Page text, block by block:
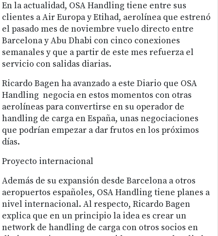
En la actualidad, OSA Handling tiene entre sus
clientes a Air Europa y Etihad, aerolínea que estrenó
el pasado mes de noviembre vuelo directo entre
Barcelona y Abu Dhabi con cinco conexiones
semanales y que a partir de este mes refuerza el
servicio con salidas diarias.
Ricardo Bagen ha avanzado a este Diario que OSA
Handling negocia en estos momentos con otras
aerolíneas para convertirse en su operador de
handling de carga en España, unas negociaciones
que podrían empezar a dar frutos en los próximos
días.
Proyecto internacional
Además de su expansión desde Barcelona a otros
aeropuertos españoles, OSA Handling tiene planes a
nivel internacional. Al respecto, Ricardo Bagen
explica que en un principio la idea es crear un
network de handling de carga con otros socios en